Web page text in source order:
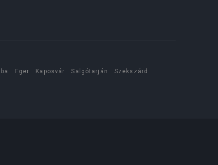
Eger Kaposvár Salgótarján Szekszárd